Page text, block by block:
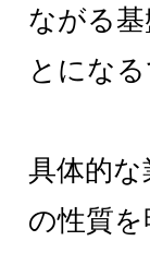
ながる
とになる
具体的
の性質を